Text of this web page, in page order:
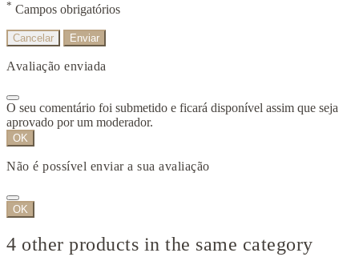
* Campos obrigatórios
Cancelar Enviar
Avaliação enviada
O seu comentário foi submetido e ficará disponível assim que seja
aprovado por um moderador.
OK
Não é possível enviar a sua avaliação
OK
4 other products in the same category